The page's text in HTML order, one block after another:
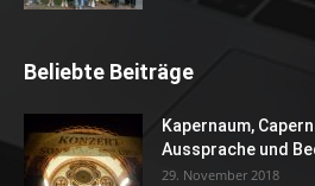
Beliebte Beiträge
Kapernaum,
Aussprache und
29. November 2018